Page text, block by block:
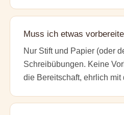
Muss ich etwas
Nur Stift und Papier (oder
Schreibübungen. Keine
die Bereitschaft, ehrlich mit